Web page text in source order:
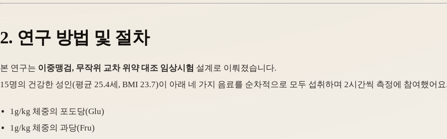
2. 연구 방법 및 절차
본 연구는 이중맹검, 무작위 교차 위약 대조 임상시험 설계로 이뤄졌습니다.
15명의 건강한 성인(평균 25.4세, BMI 23.7)이 아래 네 가지 음료를 순차적으로 모두 섭취하며 2시간씩 측정에 참여했어
1g/kg 체중의 포도당(Glu)
1g/kg 체중의 과당(Fru)